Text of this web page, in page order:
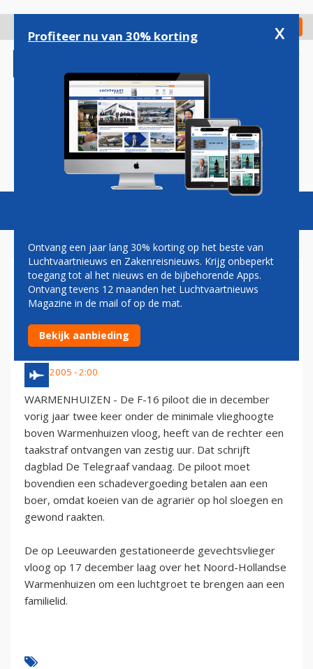
gaan
Check in
Magazine Podcasts Vacatures
LAAGVLIEGENDE F-16 PILOOT
KRIJGT TAAKSTRAF VAN
ZESTIG UUR
3 mei 2005 - 2:00
WARMENHUIZEN - De F-16 piloot die in december
vorig jaar twee keer onder de minimale vlieghoogte
boven Warmenhuizen vloog, heeft van de rechter een
taakstraf ontvangen van zestig uur. Dat schrijft
dagblad De Telegraaf vandaag. De piloot moet
bovendien een schadevergoeding betalen aan een
boer, omdat koeien van de agrariër op hol sloegen en
gewond raakten.
De op Leeuwarden gestationeerde gevechtsvlieger
vloog op 17 december laag over het Noord-Hollandse
Warmenhuizen om een luchtgroet te brengen aan een
familielid.
Profiteer nu van 30% korting x
Ontvang een jaar lang 30% korting op het beste van
Luchtvaartnieuws en Zakenreisnieuws. Krijg onbeperkt
toegang tot al het nieuws en de bijbehorende Apps.
Ontvang tevens 12 maanden het Luchtvaartnieuws
Magazine in de mail of op de mat.
Bekijk aanbieding